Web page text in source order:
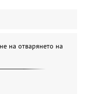
на отварянето на